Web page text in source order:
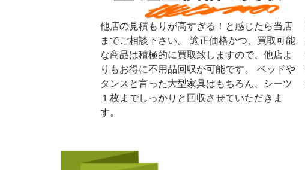
他店の見積もりが高すぎる！と感じたら当店
までご相談下さい。 適正価格かつ、買取可能
な商品は積極的に買取致しますので、他店よ
りもお得に不用品回収が可能です。 ベッドや
タンスと言った大型家具はもちろん、シーツ
１枚までしっかりと回収させていただきま
す。